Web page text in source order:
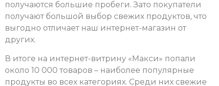
получаются большие пробеги. Зато покупатели
получают большой выбор свежих продуктов, что
выгодно отличает наш интернет-магазин от
других.
В итоге на интернет-витрину «Макси» попали
около 10 000 товаров – наиболее популярные
продукты во всех категориях. Среди них свежие